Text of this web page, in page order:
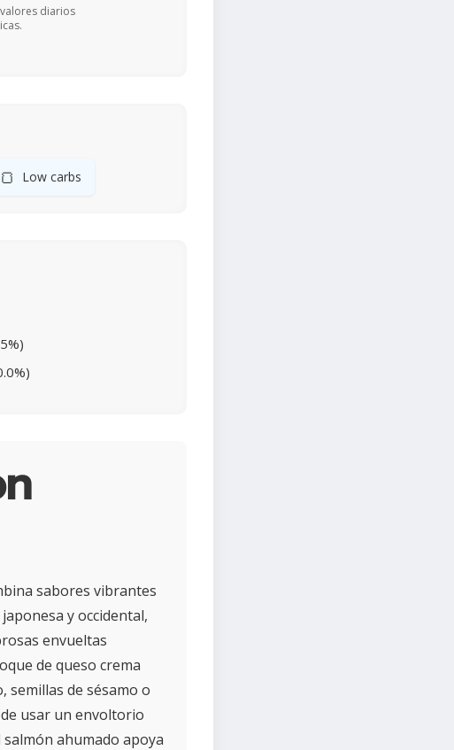
diarios
🍞 Low carbs
sabores vibrantes
y occidental,
envueltas
de queso crema
semillas de sésamo o
usar un envoltorio
ahumado apoya